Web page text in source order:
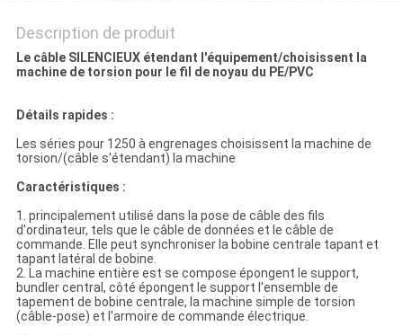
POLICY
Description de produit
Le câble SILENCIEUX étendant l'équipement/choisissent la
machine de torsion pour le fil de noyau du PE/PVC
Détails rapides :
Les séries pour 1250 à engrenages choisissent la machine de
torsion/(câble s'étendant) la machine
Caractéristiques :
1. principalement utilisé dans la pose de câble des fils
d'ordinateur, tels que le câble de données et le câble de
commande. Elle peut synchroniser la bobine centrale tapant et
tapant latéral de bobine.
2. La machine entière est se compose épongent le support,
bundler central, côté épongent le support l'ensemble de
tapement de bobine centrale, la machine simple de torsion
(câble-pose) et l'armoire de commande électrique.